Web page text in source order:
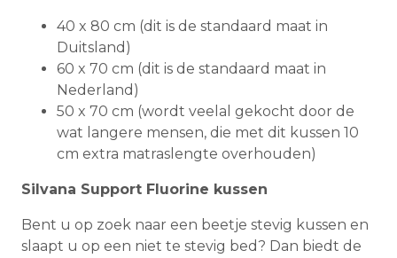
40 x 80 cm (dit is de standaard maat in
Duitsland)
60 x 70 cm (dit is de standaard maat in
Nederland)
50 x 70 cm (wordt veelal gekocht door de
wat langere mensen, die met dit kussen 10
cm extra matraslengte overhouden)
Silvana Support Fluorine kussen
Bent u op zoek naar een beetje stevig kussen en
slaapt u op een niet te stevig bed? Dan biedt de